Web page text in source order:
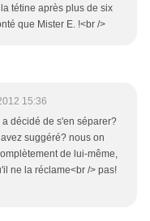
tétine après plus de six
que Mister E. !<br />
15:36
décidé de s'en séparer?
suggéré? nous on
de lui-même,
ne la réclame<br /> pas!